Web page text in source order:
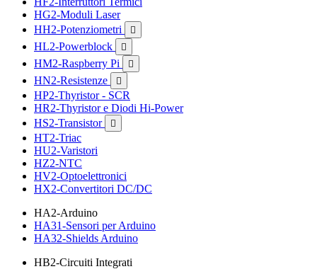
HG2-Moduli Laser
HH2-Potenziometri

HL2-Powerblock 
HM2-Raspberry Pi 
HN2-Resistenze 
HP2-Thyristor - SCR
HR2-Thyristor e Diodi Hi-Power
HS2-Transistor

HT2-Triac
HU2-Varistori
HZ2-NTC
HV2-Optoelettronici
HX2-Convertitori DC/DC
HA2-Arduino
HA31-Sensori per Arduino
HA32-Shields Arduino
HB2-Circuiti Integrati